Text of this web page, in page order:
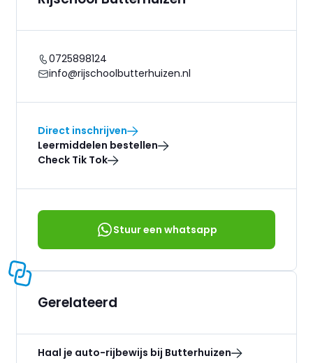
0725898124
info@rijschoolbutterhuizen.nl
Direct inschrijven
Leermiddelen bestellen
Check Tik Tok
Stuur een whatsapp
Gerelateerd
Haal je auto-rijbewijs bij Butterhuizen